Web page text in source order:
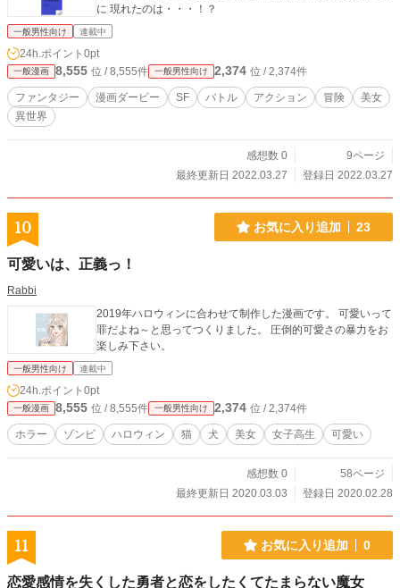
に 現れたのは・・・！？
一般男性向け 連載中
24h.ポイント 0pt
一般漫画 8,555 位 / 8,555件 一般男性向け 2,374 位 / 2,374件
ファンタジー 漫画ダービー SF バトル アクション 冒険
美女
異世界
感想数 0
9ページ
最終更新日 2022.03.27
登録日 2022.03.27
10 お気に入り追加 23
可愛いは、正義っ！
Rabbi
2019年ハロウィンに合わせて制作した漫画です。 可愛いって
罪だよね～と思ってつくりました。 圧倒的可愛さの暴力をお
楽しみ下さい。
一般男性向け 連載中
24h.ポイント 0pt
一般漫画 8,555 位 / 8,555件 一般男性向け 2,374 位 / 2,374件
ホラー ゾンビ ハロウィン 猫 犬 美女 女子高生 可愛い
感想数 0
58ページ
最終更新日 2020.03.03
登録日 2020.02.28
11 お気に入り追加 0
恋愛感情を失くした勇者と恋をしたくてたまらない魔女